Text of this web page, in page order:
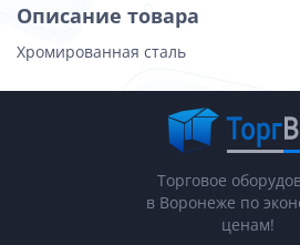
Описание товара
Хромированная сталь
Торговое
в Воронеже по
ценам!